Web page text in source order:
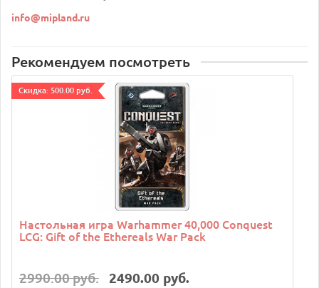
info@mipland.ru
Рекомендуем посмотреть
Cкидка: 500.00 руб.
Настольная игра Warhammer 40,000 Conquest
LCG: Gift of the Ethereals War Pack
2990.00 руб. 2490.00 руб.